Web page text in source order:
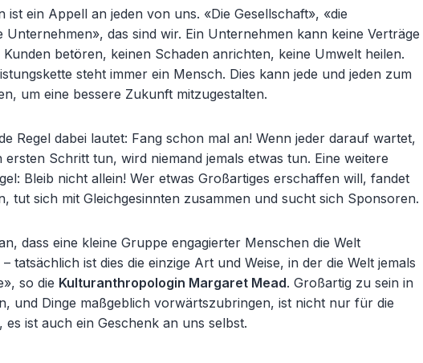
ist ein Appell an jeden von uns. «Die Gesellschaft», «die
Unternehmen», das sind wir. Ein Unternehmen kann keine Verträge
betören, keinen Schaden anrichten, keine Umwelt heilen.
steht immer ein Mensch. Dies kann jede und jeden zum
um eine bessere Zukunft mitzugestalten.
Regel dabei lautet: Fang schon mal an! Wenn jeder darauf wartet,
ersten Schritt tun, wird niemand jemals etwas tun. Eine weitere
Bleib nicht allein! Wer etwas Großartiges erschaffen will, fandet
tut sich mit Gleichgesinnten zusammen und sucht sich Sponsoren.
dass eine kleine Gruppe engagierter Menschen die Welt
tatsächlich ist dies die einzige Art und Weise, in der die Welt jemals
so die Kulturanthropologin Margaret Mead. Großartig zu sein in
und Dinge maßgeblich vorwärtszubringen, ist nicht nur für die
es ist auch ein Geschenk an uns selbst.